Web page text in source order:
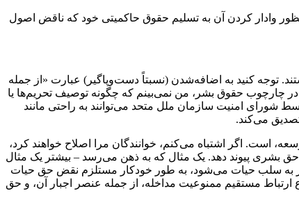
وادار کردن آن به تسلیم حقوق حاکمیتی خود که ناقض اصول
متن، اضافات مربوط به توسعه هستند. توجه کنید به اضافه‌شدن (نسبتاً دست‌وپاگیر) عبارت «از جمله
چارچوب حقوق بشر، من نمی‌بینم که چگونه توصیف تحریم‌ها یا
شورای امنیت سازمان ملل متحد می‌توانند به راحتی مانند
می‌کند.
است. اگر اشتباه می‌کنم، خوانندگان مرا اصلاح خواهند کرد،
بشری پیوند دهد. یک مثال که به ذهن می‌رسد – بیشتر یک مثال
است که تجاوز، یعنی نقض آشکار ممنوعیت بین‌الدولی توسل به زور در بند ۲ ماده ۴ منشور که منجر به سلب حیات می‌شود، به طور خودکار مستلزم نقض حق حیات
که این نوع ارتباط مستقیم ممنوعیت مداخله، از جمله عنصر اجبار آن، و حق